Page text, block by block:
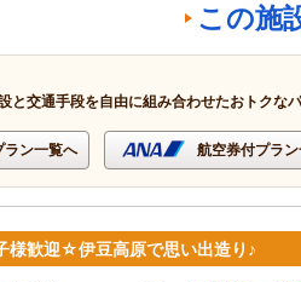
この施
と交通手段を自由に組み合わせたおトクな
ラン一覧へ 航空券付プラ
様歓迎☆伊豆高原で思い出造り♪